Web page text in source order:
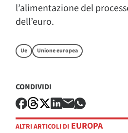
l’alimentazione del
dell’euro.
Ue Unione europea
CONDIVIDI
ALTRI ARTICOLI DI EUROPA